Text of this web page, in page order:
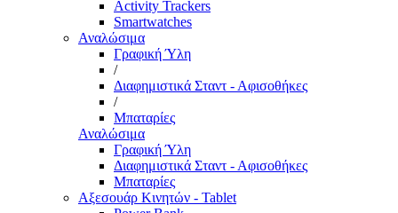
Activity Trackers
Smartwatches
Αναλώσιμα
Γραφική Ύλη
/
Διαφημιστικά Σταντ - Αφισοθήκες
/
Μπαταρίες
Αναλώσιμα
Γραφική Ύλη
Διαφημιστικά Σταντ - Αφισοθήκες
Μπαταρίες
Αξεσουάρ Κινητών - Tablet